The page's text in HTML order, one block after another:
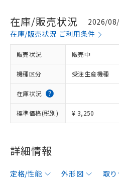
在庫/販売状況
2026/
在庫/販売状況 ご利用条件
販売状況 販売中
機種区分 受注生産機種
在庫状況
標準価格(税別) ¥ 3,250
詳細情報
定格/性能 外形図 取